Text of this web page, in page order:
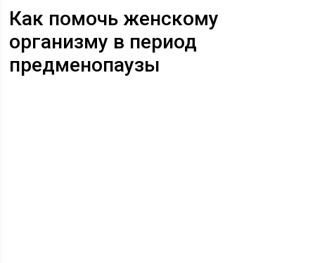
Как помочь женскому
организму в период
предменопаузы